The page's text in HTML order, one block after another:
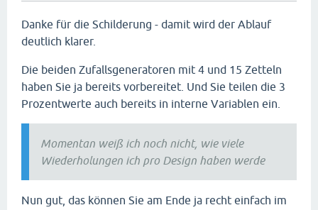
Danke für die Schilderung - damit wird der Ablauf
deutlich klarer.
Die beiden Zufallsgeneratoren mit 4 und 15 Zetteln
haben Sie ja bereits vorbereitet. Und Sie teilen die 3
Prozentwerte auch bereits in interne Variablen ein.
Momentan weiß ich noch nicht, wie viele
Wiederholungen ich pro Design haben werde
Nun gut, das können Sie am Ende ja recht einfach im